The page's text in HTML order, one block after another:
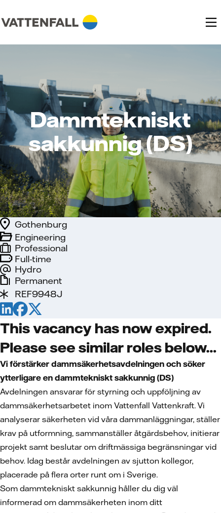
Dammtekniskt
sakkunnig (DS)
Full-time
Hydro
Engineering
Gothenburg
Professional
Permanent
REF9948J
This vacancy has now expired.
Please see similar roles below...
Vi förstärker dammsäkerhetsavdelningen och söker
ytterligare en dammtekniskt sakkunnig (DS)
Avdelningen ansvarar för styrning och uppföljning av
dammsäkerhetsarbetet inom Vattenfall Vattenkraft. Vi
analyserar säkerheten vid våra dammanläggningar, ställer
krav på utformning, sammanställer åtgärdsbehov, initierar
projekt samt beslutar om driftmässiga begränsningar vid
behov. Idag består avdelningen av sjutton kollegor,
placerade på flera orter runt om i Sverige.
Som dammtekniskt sakkunnig håller du dig väl
informerad om dammsäkerheten inom ditt